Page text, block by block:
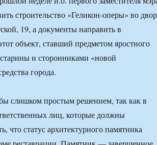
строительство «Геликон-оперы» во
19, а документы направить в
объект, ставший предметом яростного
и сторонниками «новой
города.
слишком простым решением, так как в
лиц, которые должны
что статус архитектурного памятника